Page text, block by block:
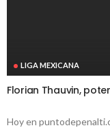
LIGA MEXICANA
Florian Thauvin,
Hoy en